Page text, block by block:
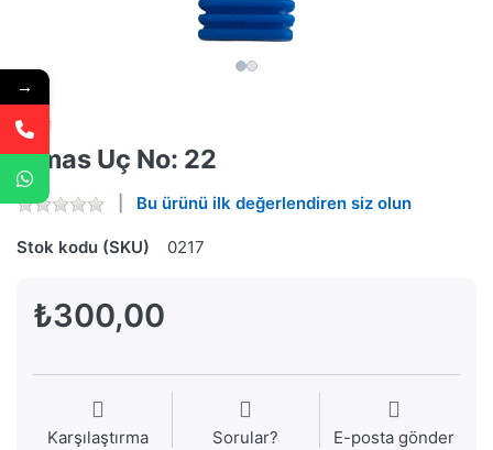
Elmas Uç No: 22
Bu ürünü ilk değerlendiren siz olun
Stok kodu (SKU) 0217
₺300,00
Karşılaştırma Sorular? E-posta gönder
→